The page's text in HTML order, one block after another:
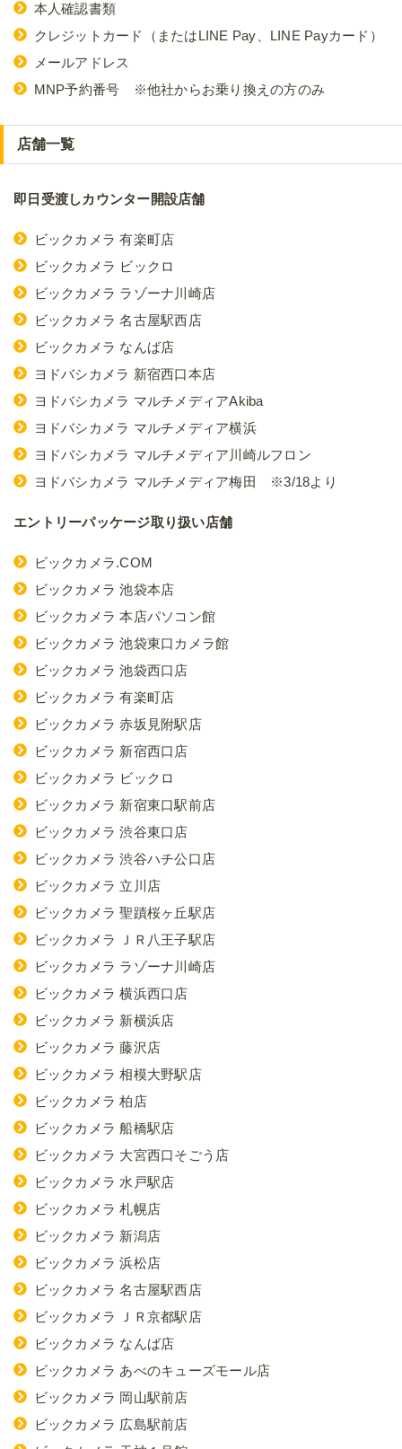
本人確認書類
クレジットカード（またはLINE Pay、LINE Payカード）
メールアドレス
MNP予約番号 ※他社からお乗り換えの方のみ
店舗一覧
即日受渡しカウンター開設店舗
ビックカメラ 有楽町店
ビックカメラ ビックロ
ビックカメラ ラゾーナ川崎店
ビックカメラ 名古屋駅西店
ビックカメラ なんば店
ヨドバシカメラ 新宿西口本店
ヨドバシカメラ マルチメディアAkiba
ヨドバシカメラ マルチメディア横浜
ヨドバシカメラ マルチメディア川崎ルフロン
ヨドバシカメラ マルチメディア梅田 ※3/18より
エントリーパッケージ取り扱い店舗
ビックカメラ.COM
ビックカメラ 池袋本店
ビックカメラ 本店パソコン館
ビックカメラ 池袋東口カメラ館
ビックカメラ 池袋西口店
ビックカメラ 有楽町店
ビックカメラ 赤坂見附駅店
ビックカメラ 新宿西口店
ビックカメラ ビックロ
ビックカメラ 新宿東口駅前店
ビックカメラ 渋谷東口店
ビックカメラ 渋谷ハチ公口店
ビックカメラ 立川店
ビックカメラ 聖蹟桜ヶ丘駅店
ビックカメラ ＪＲ八王子駅店
ビックカメラ ラゾーナ川崎店
ビックカメラ 横浜西口店
ビックカメラ 新横浜店
ビックカメラ 藤沢店
ビックカメラ 相模大野駅店
ビックカメラ 柏店
ビックカメラ 船橋駅店
ビックカメラ 大宮西口そごう店
ビックカメラ 水戸駅店
ビックカメラ 札幌店
ビックカメラ 新潟店
ビックカメラ 浜松店
ビックカメラ 名古屋駅西店
ビックカメラ ＪＲ京都駅店
ビックカメラ なんば店
ビックカメラ あべのキューズモール店
ビックカメラ 岡山駅前店
ビックカメラ 広島駅前店